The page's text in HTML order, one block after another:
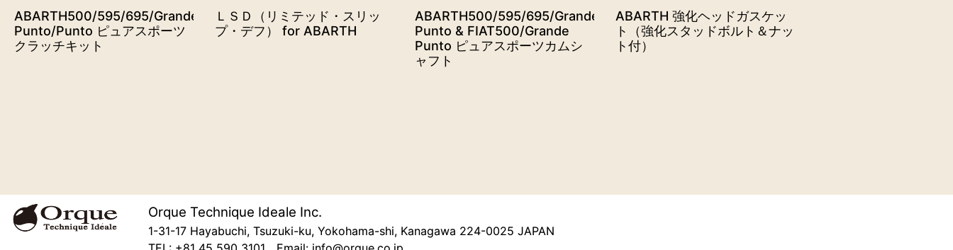
ABARTH500/595/695/Grande
Punto/Punto ピュアスポーツ
クラッチキット
ＬＳＤ（リミテッド・スリッ
プ・デフ） for ABARTH
ABARTH500/595/695/Grande
Punto & FIAT500/Grande
Punto ピュアスポーツカムシ
ャフト
ABARTH 強化ヘッドガスケッ
ト（強化スタッドボルト＆ナッ
ト付）
Orque Technique Ideale Inc.
1-31-17 Hayabuchi, Tsuzuki-ku, Yokohama-shi, Kanagawa 224-0025 JAPAN